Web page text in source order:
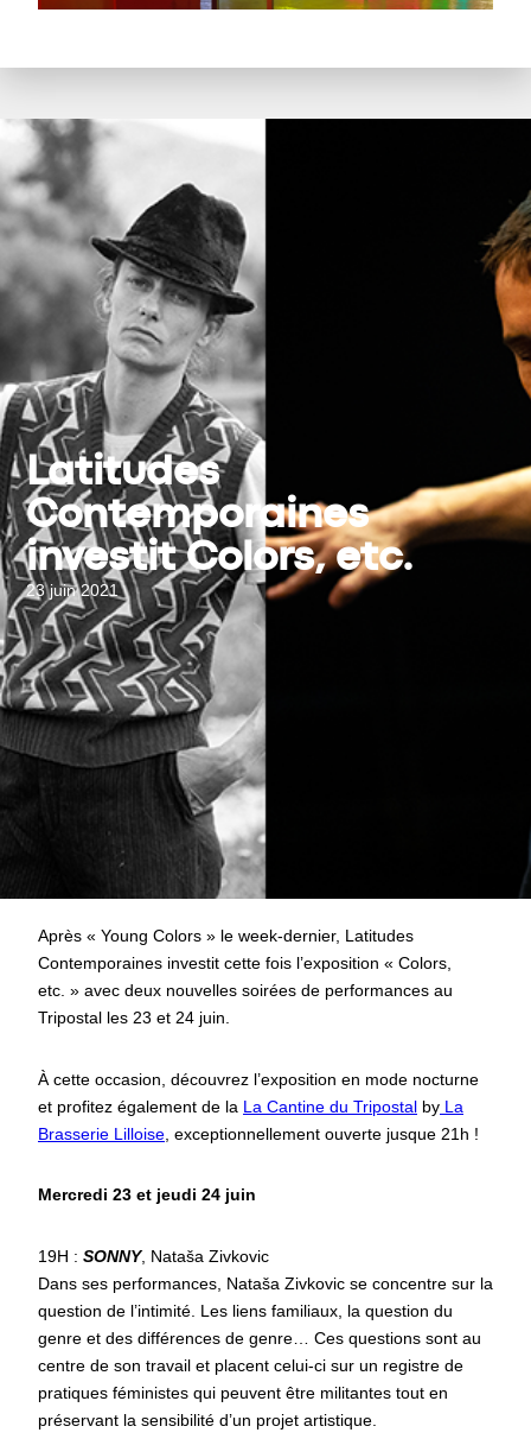
Latitudes
Contemporaines
investit Colors, etc.
23 juin 2021
Après « Young Colors » le week-dernier, Latitudes
Contemporaines investit cette fois l’exposition « Colors,
etc. » avec deux nouvelles soirées de performances au
Tripostal les 23 et 24 juin.
À cette occasion, découvrez l’exposition en mode nocturne
et profitez également de la La Cantine du Tripostal by La
Brasserie Lilloise , exceptionnellement ouverte jusque 21h !
Mercredi 23 et jeudi 24 juin
19H : SONNY, Nataša Zivkovic
Dans ses performances, Nataša Zivkovic se concentre sur la
question de l’intimité. Les liens familiaux, la question du
genre et des différences de genre… Ces questions sont au
centre de son travail et placent celui-ci sur un registre de
pratiques féministes qui peuvent être militantes tout en
préservant la sensibilité d’un projet artistique.